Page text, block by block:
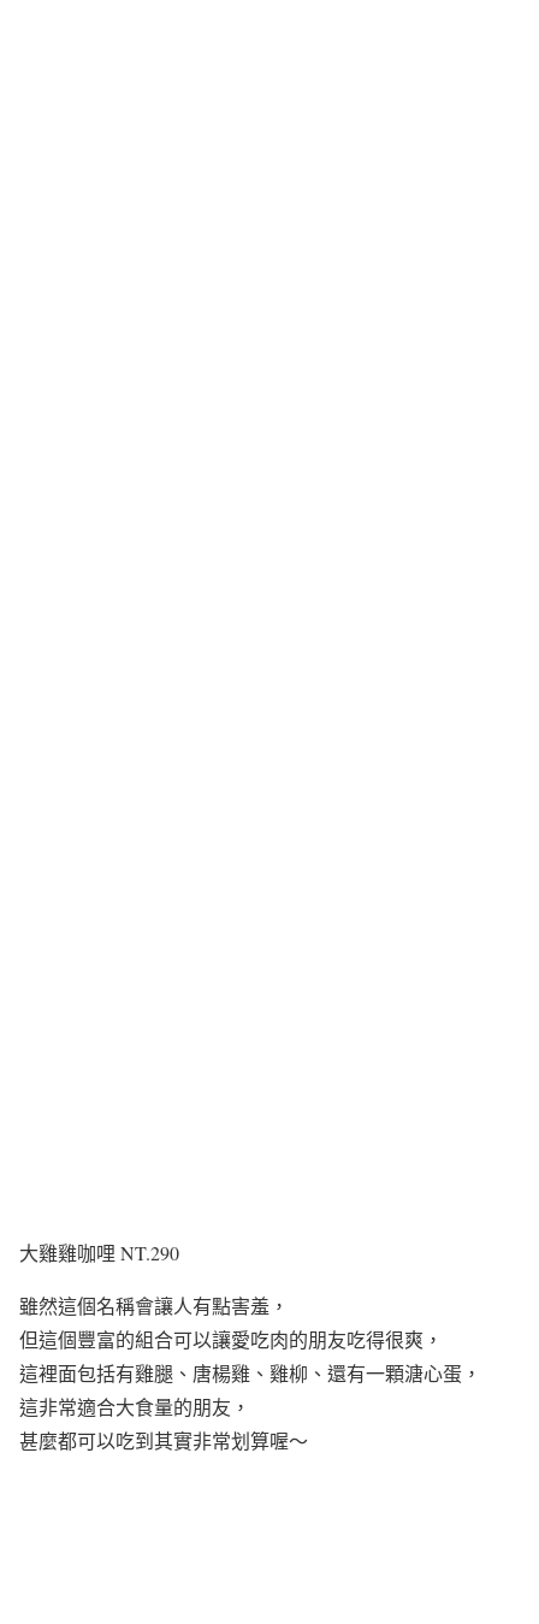
大雞雞咖哩 NT.290
雖然這個名稱會讓人有點害羞，
但這個豐富的組合可以讓愛吃肉的朋友吃得很爽，
這裡面包括有雞腿、唐楊雞、雞柳、還有一顆溏心蛋，
這非常適合大食量的朋友，
甚麼都可以吃到其實非常划算喔～